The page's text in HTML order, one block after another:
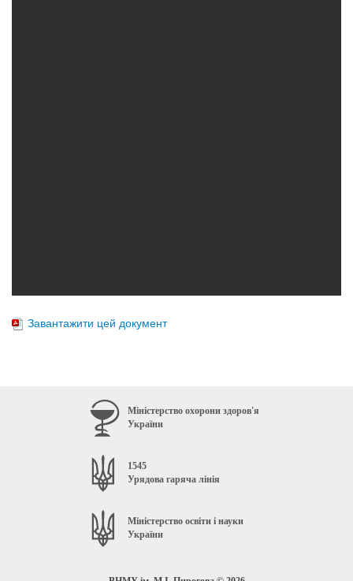
Завантажити цей документ
Міністерство охорони здоров'я
України
1545
Урядова гаряча лінія
Міністерство освіти і науки
України